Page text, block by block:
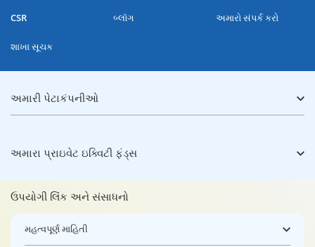
CSR બ્લૉગ અમારો સંપર્ક કરો
શાખા સૂચક
અમારી પેટાકંપનીઓ
અમારા પ્રાઇવેટ ઇક્વિટી ફંડ્સ
ઉપયોગી લિંક અને સંસાધનો
મહત્વપૂર્ણ માહિતી